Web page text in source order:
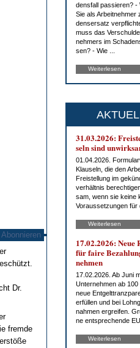
Dr.
fremde
dens­fall pas­sie­ren? -
Sie als
dens­er­satz
muss das
neh­mers im
sen? - Wie ...
Weiterlesen
31.03.2026:
seln sind
01.04.2026.
Klau­seln, die den
Frei­stel­lung im
ver­hält­nis
sam, wenn sie kei­ne
Vor­aus­set­zun­gen für
Weiterlesen
17.02.2026: Neue
für fai­re
neh­men
17.02.2026. Ab Ju­ni
Un­ter­neh­men ab 100
neue
er­fül­len und bei
nah­men er­grei­fen.
ne ent­spre­chen­de
Weiterlesen